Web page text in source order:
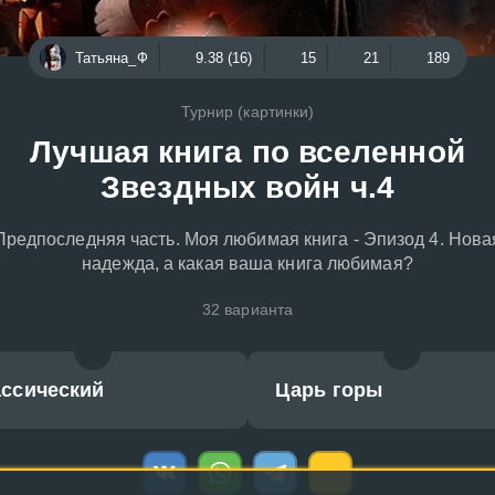
Татьяна_Ф 9.38 (16) 15 21 189
Турнир (картинки)
Лучшая книга по вселенной
Звездных войн ч.4
часть. Моя любимая книга - Эпизод 4.
надежда, а какая ваша книга любимая?
32 варианта
Царь горы